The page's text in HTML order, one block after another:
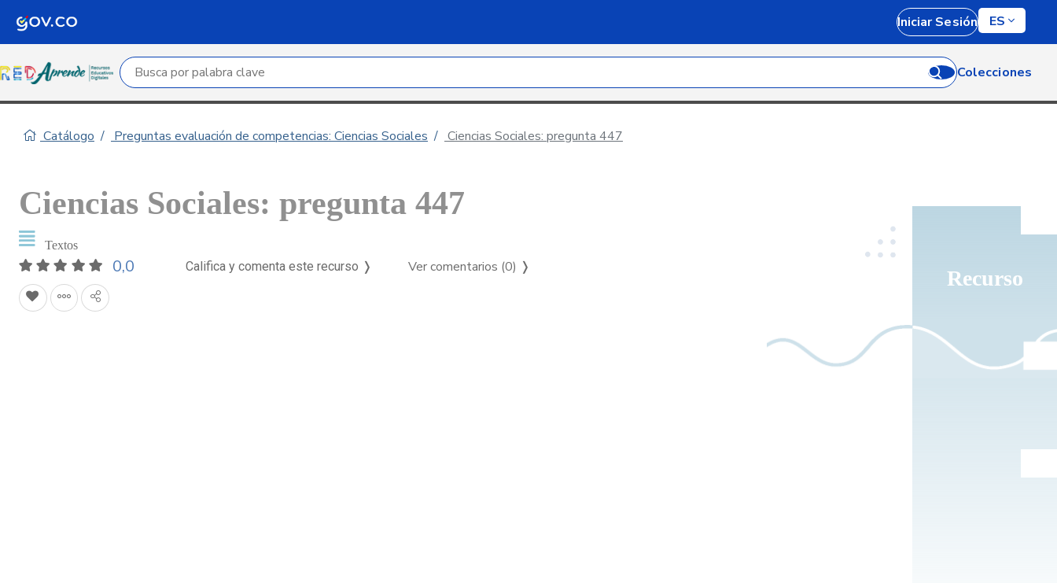
Iniciar Sesión ES
Campo de búsqueda por palabra clave Colecciones
Catálogo Preguntas evaluación de competencias: Ciencias Sociales Ciencias Sociales: pregunta 447
Recurso
Ciencias Sociales: pregunta 447
Textos
0,0 Califica y comenta este recurso ❭ Ver comentarios (0) ❭